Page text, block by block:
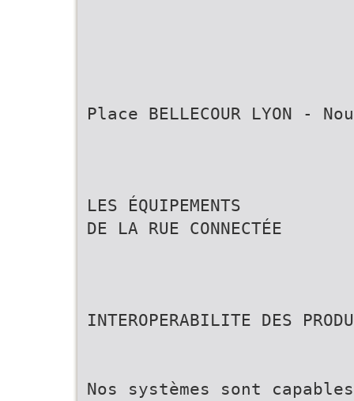
Place BELLECOUR LYON -
LES ÉQUIPEMENTS
DE LA RUE CONNECTÉE
INTEROPERABILITE DES
Nos systèmes sont